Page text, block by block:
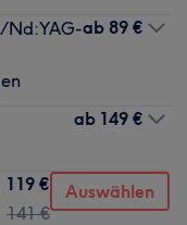
Nd:YAG-ab 89 €
ab 149 €
119 €
141 €
Auswählen